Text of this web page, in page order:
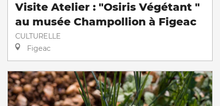
Visite Atelier : "Osiris Végétant "
au musée Champollion à Figeac
CULTURELLE
Figeac